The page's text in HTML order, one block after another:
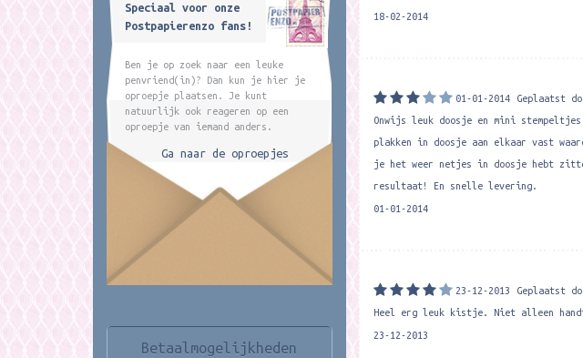
18-02-2014
01-01-2014
Geplaatst
Onwijs leuk doosje en mini
plakken in doosje aan elkaar vast
je het weer netjes in doosje hebt
resultaat! En snelle levering.
01-01-2014
23-12-2013
Geplaatst
Heel erg leuk kistje. Niet alleen
23-12-2013
Speciaal voor onze
Postpapierenzo fans!
Ben je op zoek naar een leuke
penvriend(in)? Dan kun je hier je
oproepje plaatsen. Je kunt
natuurlijk ook reageren op een
oproepje van iemand anders.
Ga naar de oproepjes
Betaalmogelijkheden